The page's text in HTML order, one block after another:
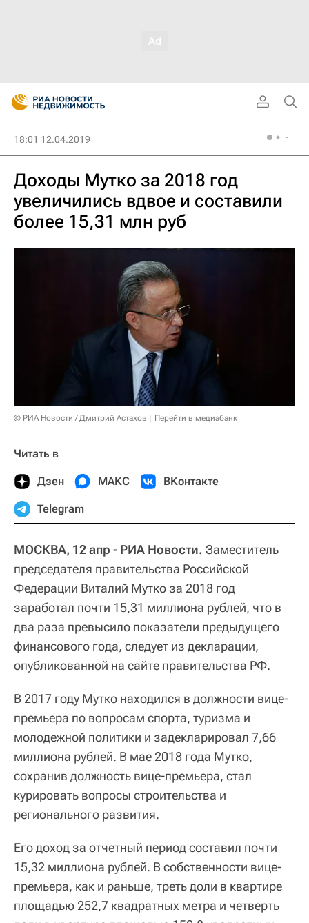
18:01 12.04.2019
Доходы Мутко за 2018 год
увеличились вдвое и составили
более 15,31 млн руб
© РИА Новости / Дмитрий Астахов Перейти в медиабанк
Читать в
Дзен МАКС ВКонтакте
Telegram
МОСКВА, 12 апр - РИА Новости. Заместитель
председателя правительства Российской
Федерации Виталий Мутко за 2018 год
заработал почти 15,31 миллиона рублей, что в
два раза превысило показатели предыдущего
финансового года, следует из декларации,
опубликованной на сайте правительства РФ.
В 2017 году Мутко находился в должности вице-
премьера по вопросам спорта, туризма и
молодежной политики и задекларировал 7,66
миллиона рублей. В мае 2018 года Мутко,
сохранив должность вице-премьера, стал
курировать вопросы строительства и
регионального развития.
Его доход за отчетный период составил почти
15,32 миллиона рублей. В собственности вице-
премьера, как и раньше, треть доли в квартире
площадью 252,7 квадратных метра и четверть